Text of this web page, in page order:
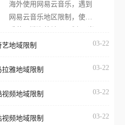
地区无法播放”的提示语。
海外用户如香港、澳门、台
亚、欧洲等国家和地区时，
台一样，出现地区及版权限
地区播放。 遇到这个问题的
海外使用网易云音乐，遇到
网易云音乐地区限制，使用
在海外打开网易云音乐，却
所在的地区无法播放”的提示
门、台湾、美国、加拿大、
区时，网易云音乐也会像其
地域限制 03-22
雅地域限制 03-22
频地域限制 03-22
频地域限制 03-22